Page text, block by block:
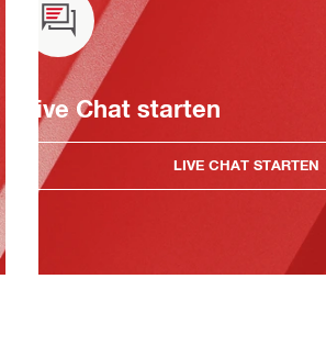
Live Chat starten
LIVE CHAT STARTEN